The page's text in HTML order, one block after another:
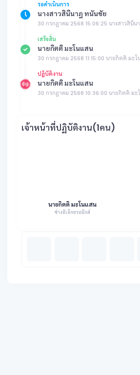
รอดำเนินการ
นางสาวสินีนาฎ ทนันชัย
30 กรกฎาคม 2568 15:06:25 นางสาวสินี
เสร็จสิ้น
นายกิตติ มะโนแสน
30 กรกฎาคม 2568 11:15:00 นายกิตติ มะ
ปฏิบัติงาน
นายกิตติ มะโนแสน
30 กรกฎาคม 2568 10:36:00 นายกิตติ ม
เจ้าหน้าที่ปฏิบัติงาน(1คน)
นายกิตติ มะโนแสน
ช่างอิเล็กทรอนิกส์